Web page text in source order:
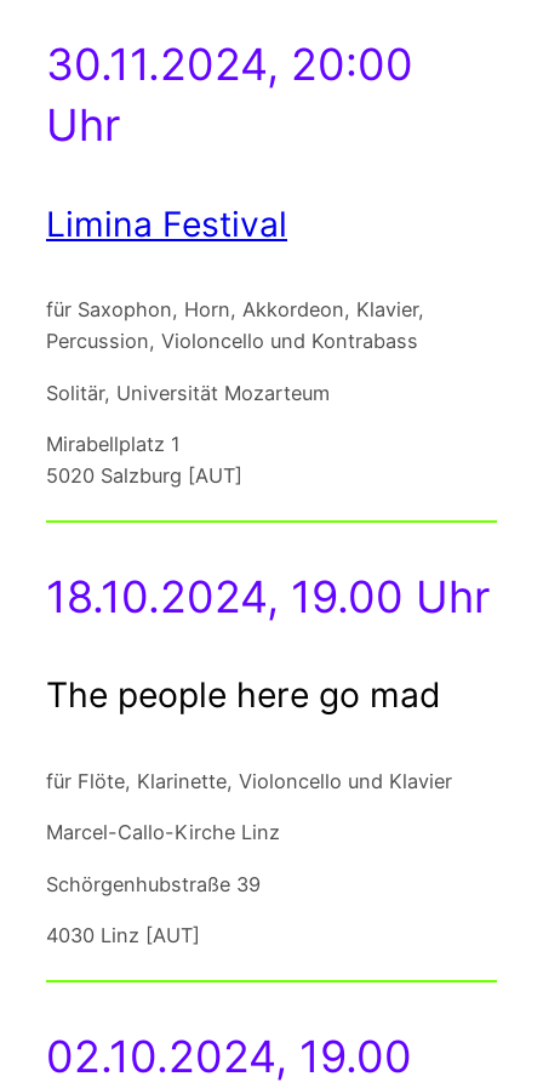
30.11.2024, 20:00
Uhr
Limina Festival
für Saxophon, Horn, Akkordeon, Klavier,
Percussion, Violoncello und Kontrabass
Solitär, Universität Mozarteum
Mirabellplatz 1
5020 Salzburg [AUT]
18.10.2024, 19.00 Uhr
The people here go mad
für Flöte, Klarinette, Violoncello und Klavier
Marcel-Callo-Kirche Linz
Schörgenhubstraße 39
4030 Linz [AUT]
02.10.2024, 19.00